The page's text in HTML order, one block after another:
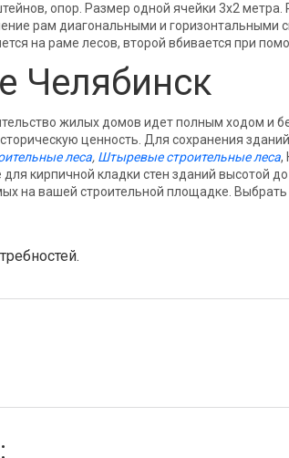
опор. Размер одной ячейки 3х2
рам диагональными и горизонтальными
на раме лесов, второй вбивается при
Челябинск
жилых домов идет полным ходом и
ценность. Для сохранения
леса, Штыревые строительные леса,
кирпичной кладки стен зданий высотой
на вашей строительной площадке. Выбрать